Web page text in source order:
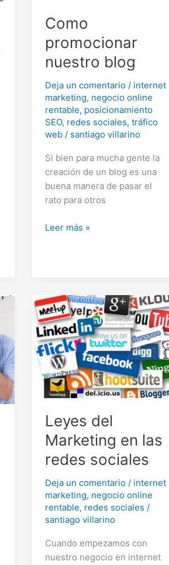
Como
promocionar
nuestro blog
Deja un comentario / internet
marketing, negocio online
rentable, posicionamiento
SEO, redes sociales,tráfico
web / santiago villarino
Si bien para mucha gente la
creación de un blog es una
buena manera de pasar el
rato para otros
Como
Leer más »
Leyes del
Marketing en las
redes sociales
Deja un comentario / internet
marketing, negocio online
rentable, redes sociales /
santiago villarino
Cuando empezamos con
nuestro negocio en internet